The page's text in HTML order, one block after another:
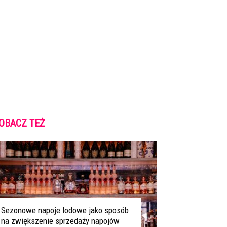
TEŻ
Sezonowe napoje lodowe jako sposób
na zwiększenie sprzedaży napojów